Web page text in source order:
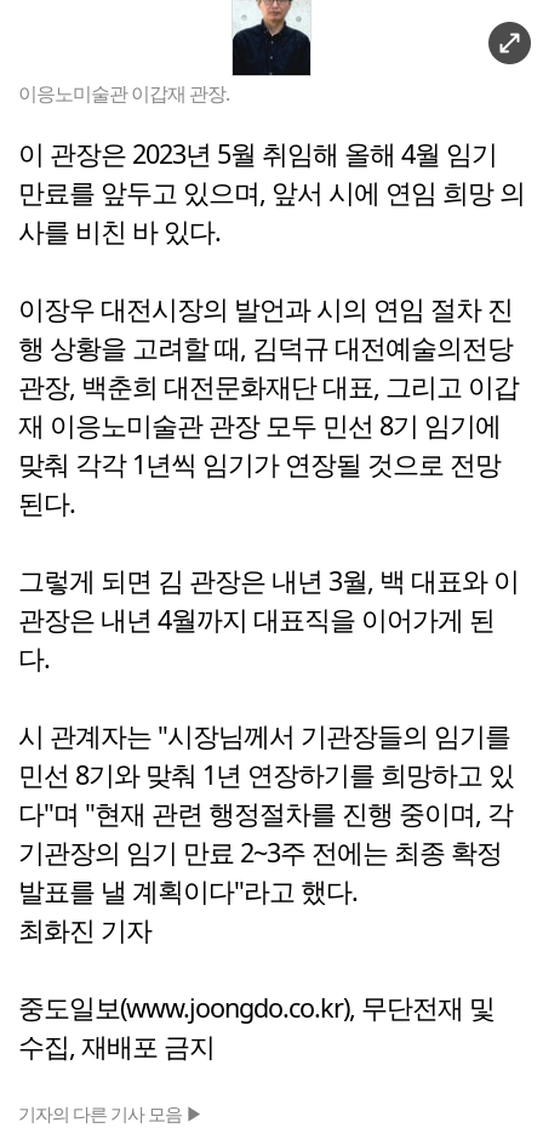
이응노미술관 이갑재 관장.
이 관장은 2023년 5월 취임해 올해 4월 임기
만료를 앞두고 있으며, 앞서 시에 연임 희망 의
사를 비친 바 있다.
이장우 대전시장의 발언과 시의 연임 절차 진
행 상황을 고려할 때, 김덕규 대전예술의전당
관장, 백춘희 대전문화재단 대표, 그리고 이갑
재 이응노미술관 관장 모두 민선 8기 임기에
맞춰 각각 1년씩 임기가 연장될 것으로 전망
된다.
그렇게 되면 김 관장은 내년 3월, 백 대표와 이
관장은 내년 4월까지 대표직을 이어가게 된
다.
시 관계자는 "시장님께서 기관장들의 임기를
민선 8기와 맞춰 1년 연장하기를 희망하고 있
다"며 "현재 관련 행정절차를 진행 중이며, 각
기관장의 임기 만료 2~3주 전에는 최종 확정
발표를 낼 계획이다"라고 했다.
최화진 기자
중도일보(www.joongdo.co.kr), 무단전재 및
수집, 재배포 금지
기자의 다른 기사 모음 ▶